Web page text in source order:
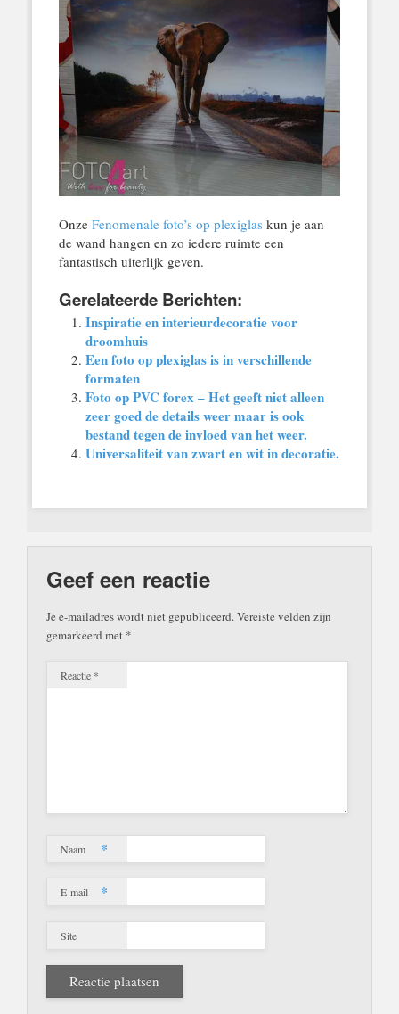
Onze Fenomenale foto’s op plexiglas kun je aan
de wand hangen en zo iedere ruimte een
fantastisch uiterlijk geven.
Gerelateerde Berichten:
Inspiratie en interieurdecoratie voor
droomhuis
Een foto op plexiglas is in verschillende
formaten
Foto op PVC forex – Het geeft niet alleen
zeer goed de details weer maar is ook
bestand tegen de invloed van het weer.
Universaliteit van zwart en wit in decoratie.
Geef een reactie
Je e-mailadres wordt niet gepubliceerd.Vereiste velden zijn
gemarkeerd met *
Reactie *
Naam *
E-mail *
Site